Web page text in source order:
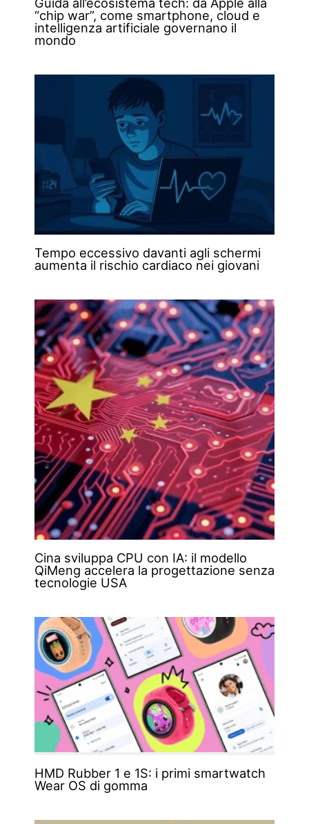
“chip war”, come smartphone, cloud e
intelligenza artificiale governano il
mondo
Tempo eccessivo davanti agli schermi
aumenta il rischio cardiaco nei giovani
Cina sviluppa CPU con IA: il modello
QiMeng accelera la progettazione senza
tecnologie USA
HMD Rubber 1 e 1S: i primi smartwatch
Wear OS di gomma